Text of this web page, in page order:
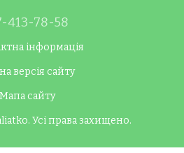
413-78-58
інформація
версія сайту
Мапа сайту
Усі права захищено.